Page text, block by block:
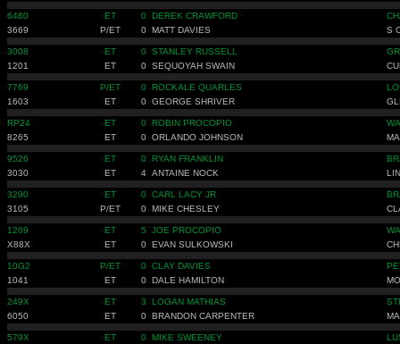
6480 ET 0 DEREK CRAWFORD
3669
P/ET 0 MATT DAVIES S
3008 ET 0 STANLEY RUSSELL
1201
ET 0 SEQUOYAH SWAIN
7769 P/ET 0 ROCKALE QUARLES
1603
ET 0 GEORGE SHRIVER
RP24 ET 0 ROBIN PROCOPIO
8265
ET 0 ORLANDO JOHNSON
9526 ET 0 RYAN FRANKLIN
3030
ET 4 ANTAINE NOCK
3290 ET 0 CARL LACY JR
3105
P/ET 0 MIKE CHESLEY
1269 ET 5 JOE PROCOPIO
X88X
ET 0 EVAN SULKOWSKI
10G2 P/ET 0 CLAY DAVIES
1041
ET 0 DALE HAMILTON
249X ET 3 LOGAN MATHIAS
6050
ET 0 BRANDON CARPENTER
579X ET 0 MIKE SWEENEY